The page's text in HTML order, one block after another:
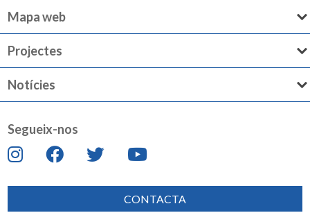
Mapa web
Projectes
Notícies
Segueix-nos
CONTACTA